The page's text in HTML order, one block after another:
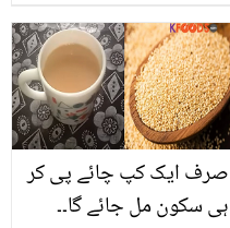
کرتے ہوئے جذباتی ہوگئیں
صرف ایک کپ چائے پی کر
ہی سکون مل جائے گا۔۔